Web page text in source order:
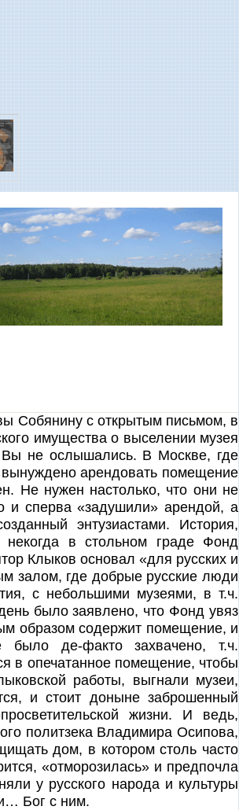
Собянину с открытым письмом, в
имущества о выселении музея
Вы не ослышались. В Москве, где
арендовать помещение
Не нужен настолько, что они не
и сперва «задушили» арендой, а
энтузиастами. История,
в стольном граде Фонд
Клыков основал «для русских и
залом, где добрые русские люди
с небольшими музеями, в т.ч.
было заявлено, что Фонд увяз
образом содержит помещение, и
де-факто захвачено, т.ч.
в опечатанное помещение, чтобы
работы, выгнали музеи,
и стоит доныне заброшенный
жизни. И ведь,
политзека Владимира Осипова,
дом, в котором столь часто
«отморозилась» и предпочла
у русского народа и культуры
Бог с ним.